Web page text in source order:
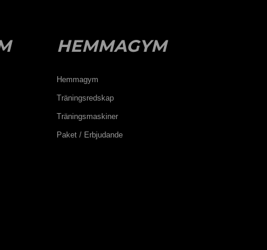
HEMMAGYM
Hemmagym
Träningsredskap
Träningsmaskiner
Paket / Erbjudande